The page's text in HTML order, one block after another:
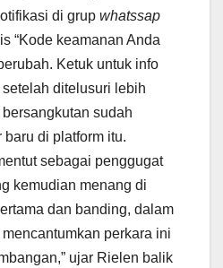
di grup whatssap
“Kode keamanan Anda
Ketuk untuk info
ditelusuri lebih
sudah
baru di platform itu.
sebagai penggugat
kemudian menang di
dan banding, dalam
perkara ini
ujar Rielen balik